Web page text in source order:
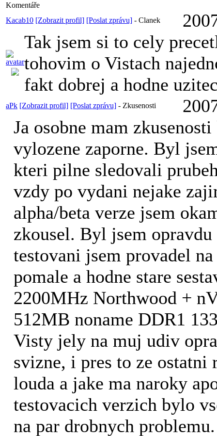
Komentáře
Kacab10 [Zobrazit profil] [Poslat zprávu] - Clanek
Tak jsem si to cely
tohovim o Vistach
fakt dobrej a hodne
aPk [Zobrazit profil] [Poslat zprávu] - Zkusenosti
Ja osobne mam
vylozene zaporne. Byl
kteri pilne sledovali
vzdy po vydani nejake
alpha/beta verze jsem
zkousel. Byl jsem opravdu
testovani jsem provadel
pomale a hodne stare
2200MHz Northwood +
512MB noname DDR1
Visty jely na muj udiv
svizne, i pres to ze
louda a jake ma naroky
testovacich verzich bylo
na par drobnych